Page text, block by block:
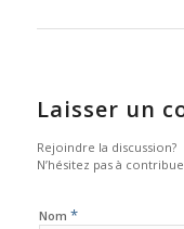
Laisser un
Rejoindre la discussion?
N’hésitez pas à
Nom *